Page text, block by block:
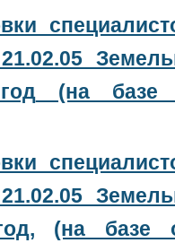
(на базе
,
(на базе